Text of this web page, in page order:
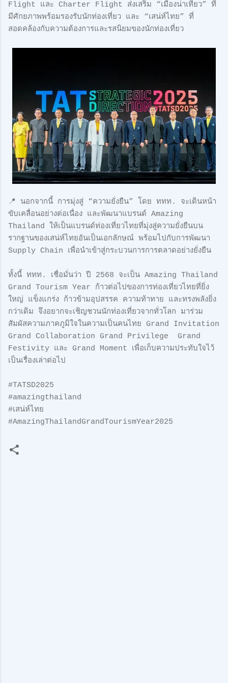
Flight และ Charter Flight ส่งเสริม “เมืองน่าเที่ยว” ที่
มีศักยภาพพร้อมรองรับนักท่องเที่ยว และ “เสน่ห์ไทย” ที่
สอดคล้องกับความต้องการและรสนิยมของนักท่องเที่ยว
📍 นอกจากนี้ การมุ่งสู่ “ความยั่งยืน” โดย ททท. จะเดินหน้า
ขับเคลื่อนอย่างต่อเนื่อง และพัฒนาแบรนด์ Amazing
Thailand ให้เป็นแบรนด์ท่องเที่ยวไทยที่มุ่งสู่ความยั่งยืนบน
รากฐานของเสน่ห์ไทยอันเป็นเอกลักษณ์ พร้อมไปกับการพัฒนา
Supply Chain เพื่อนำเข้าสู่กระบวนการการตลาดอย่างยั่งยืน
ทั้งนี้ ททท. เชื่อมั่นว่า ปี 2568 จะเป็น Amazing Thailand
Grand Tourism Year ก้าวต่อไปของการท่องเที่ยวไทยที่ยิ่ง
ใหญ่ แข็งแกร่ง ก้าวข้ามอุปสรรค ความท้าทาย และทรงพลังยิ่ง
กว่าเดิม จึงอยากจะเชิญชวนนักท่องเที่ยวจากทั่วโลก มาร่วม
สัมผัสความภาคภูมิใจในความเป็นคนไทย Grand Invitation
Grand Collaboration Grand Privilege Grand
Festivity และ Grand Moment เพื่อเก็บความประทับใจไว้
เป็นเรื่องเล่าต่อไป
#TATSD2025
#amazingthailand
#เสน่ห์ไทย
#AmazingThailandGrandTourismYear2025